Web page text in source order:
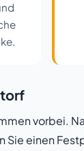
vorbei.
Sie einen